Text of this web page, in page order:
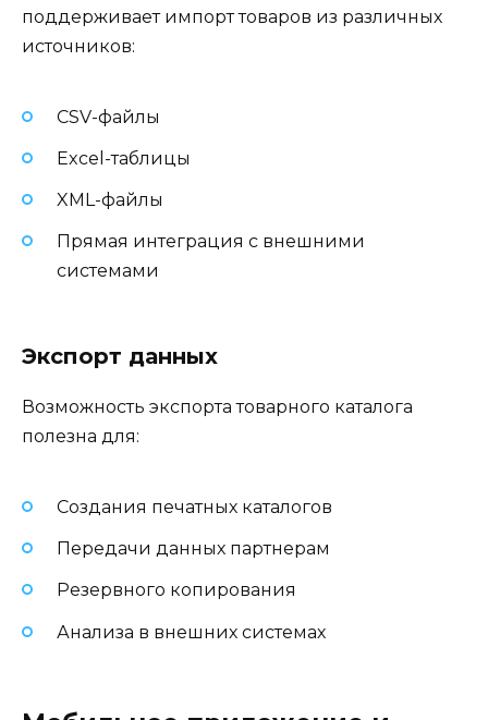
поддерживает импорт товаров из различных
источников:
CSV-файлы
Excel-таблицы
XML-файлы
Прямая интеграция с внешними
системами
Экспорт данных
Возможность экспорта товарного каталога
полезна для:
Создания печатных каталогов
Передачи данных партнерам
Резервного копирования
Анализа в внешних системах